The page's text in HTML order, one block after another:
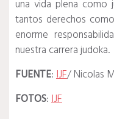
una vida plena como
tantos derechos
enorme
nuestra carrera judoka.
FUENTE:IJF/ Nicolas
FOTOS:IJF